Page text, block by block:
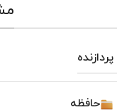
پردازنده
حافظه